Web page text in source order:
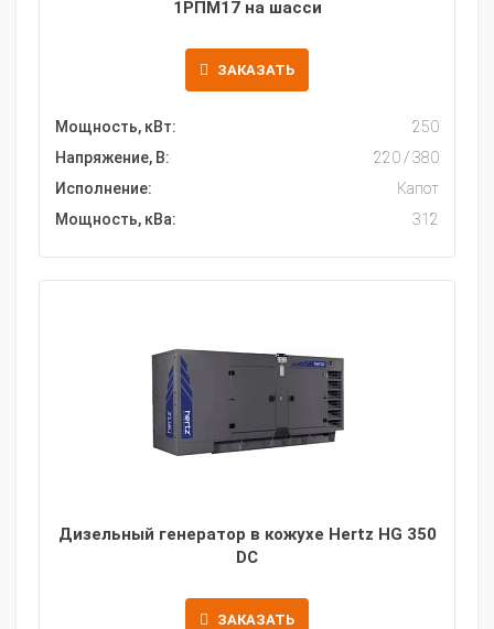
1РПМ17 на шасси
ЗАКАЗАТЬ
Мощность, кВт:
250
Напряжение, В:
220 / 380
Исполнение:
Капот
Мощность, кВа:
312
Дизельный генератор в кожухе Hertz HG 350
DC
ЗАКАЗАТЬ